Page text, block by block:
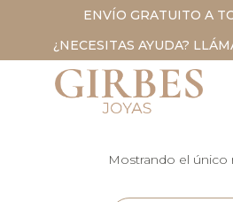
ENVÍO GRATUITO A
¿NECESITAS AYUDA?
Mostrando el único